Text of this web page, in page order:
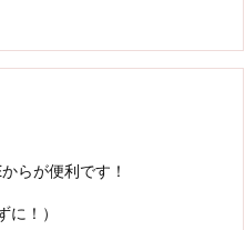
らが便利です！
！）